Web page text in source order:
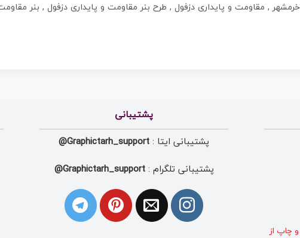
, مقاومت و پایداری دزفول , طرح بنر مقاومت و پایداری دزفول , بنر
چاپ از
پشتیبانی
پشتیبانی ایتا : Graphictarh_support@
پشتیبانی تلگرام :Graphictarh_support@